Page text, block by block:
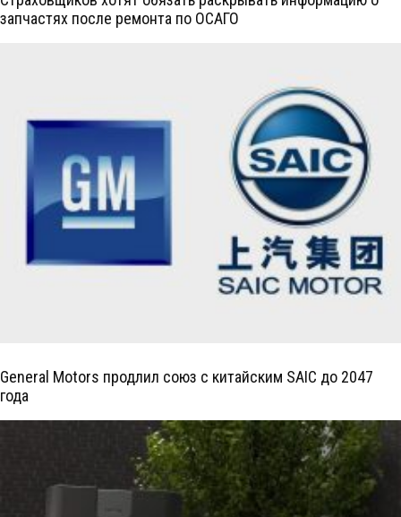
запчастях после ремонта по ОСАГО
General Motors продлил союз с китайским SAIC до 2047
года